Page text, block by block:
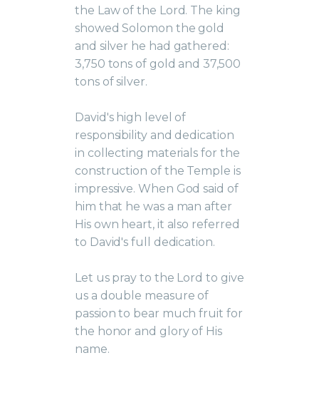
the Law of the Lord. The king
showed Solomon the gold
and silver he had gathered:
3,750 tons of gold and 37,500
tons of silver.
David's high level of
responsibility and dedication
in collecting materials for the
construction of the Temple is
impressive. When God said of
him that he was a man after
His own heart, it also referred
to David's full dedication.
Let us pray to the Lord to give
us a double measure of
passion to bear much fruit for
the honor and glory of His
name.